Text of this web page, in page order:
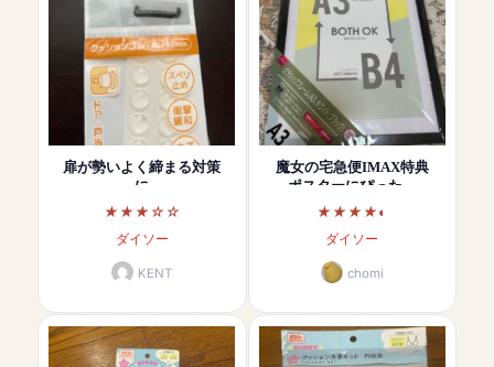
扉が勢いよく締まる対策
に
ダイソー
KENT
魔女の宅急便IMAX特典
ポスターにぴった…
ダイソー
chomi